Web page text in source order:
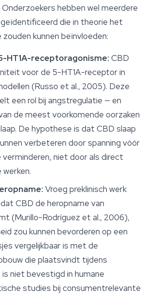
hebben wel meerdere
die in theorie het
kunnen beïnvloeden:
HT1A-receptoragonisme: CBD
voor de 5-HT1A-receptor in
(Russo et al., 2005). Deze
een rol bij angstregulatie — en
de meest voorkomende oorzaken
De hypothese is dat CBD slaap
verbeteren door spanning vóór
niet door als direct
Vroeg preklinisch werk
CBD de heropname van
(Murillo-Rodríguez et al., 2006),
zou kunnen bevorderen op een
vergelijkbaar is met de
die plaatsvindt tijdens
is niet bevestigd in humane
studies bij consumentrelevante